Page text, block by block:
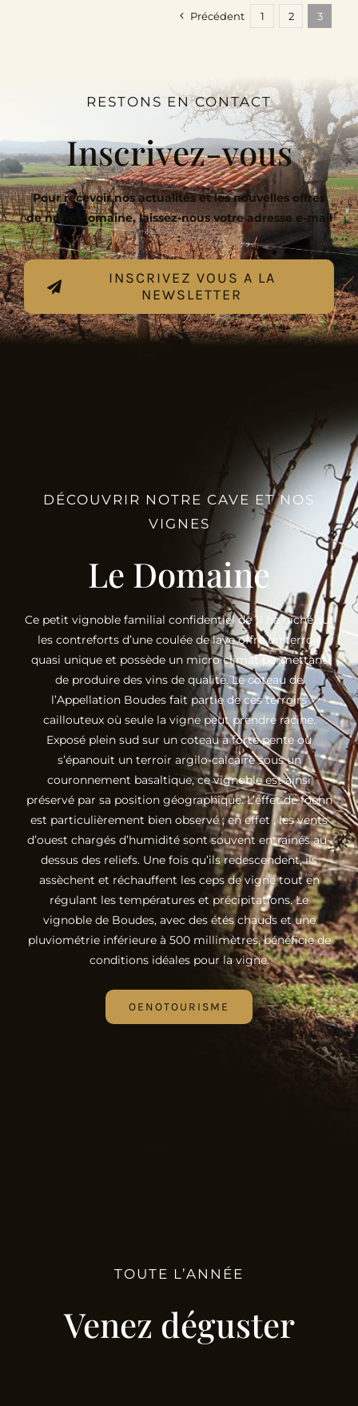
Précédent 1 2 3
RESTONS EN CONTACT
Inscrivez-vous
Pour recevoir nos actualités et les nouvelles offres
de notre domaine, laissez-nous votre adresse e-mail
:
INSCRIVEZ VOUS A LA
NEWSLETTER
DÉCOUVRIR NOTRE CAVE ET NOS
VIGNES
Le Domaine
Ce petit vignoble familial confidentiel de 11 ha niché sur
les contreforts d’une coulée de lave offre un terroir
quasi unique et possède un micro climat permettant
de produire des vins de qualité. Le coteau de
l’Appellation Boudes fait partie de ces terroirs
caillouteux où seule la vigne peut prendre racine.
Exposé plein sud sur un coteau à forte pente où
s’épanouit un terroir argilo-calcaire sous un
couronnement basaltique, ce vignoble est ainsi
préservé par sa position géographique. L’effet de foehn
est particulièrement bien observé ; en effet , les vents
d’ouest chargés d’humidité sont souvent entrainés au-
dessus des reliefs. Une fois qu’ils redescendent, ils
assèchent et réchauffent les ceps de vigne tout en
régulant les températures et précipitations. Le
vignoble de Boudes, avec des étés chauds et une
pluviométrie inférieure à 500 millimètres, bénéficie de
conditions idéales pour la vigne.
OENOTOURISME
TOUTE L’ANNÉE
Venez déguster